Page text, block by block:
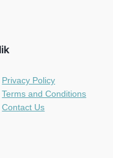
Privacy Policy
Terms and Conditions
Contact Us